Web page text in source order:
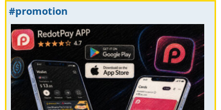
#promotion